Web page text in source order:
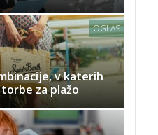
OGLAS
v katerih
za plažo